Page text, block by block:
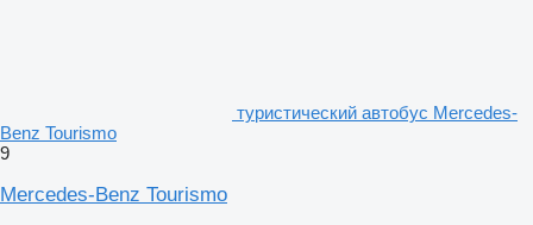
туристический автобус Mercedes-
Benz Tourismo
9
Mercedes-Benz Tourismo